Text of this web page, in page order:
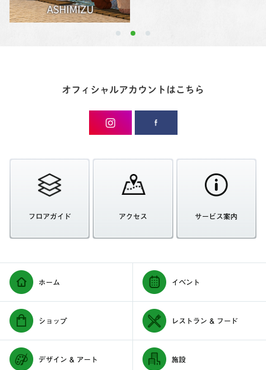
オフィシャルアカウントはこちら
フロアガイド アクセス サービス案内
ホーム イベント
ショップ レストラン & フード
デザイン & アート 施設